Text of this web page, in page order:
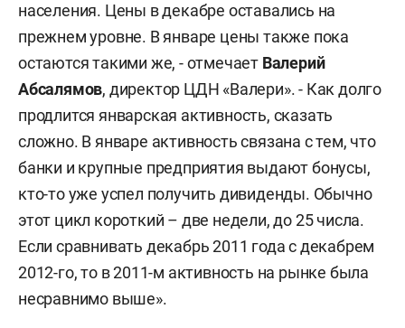
населения. Цены в декабре оставались на
прежнем уровне. В январе цены также пока
остаются такими же, - отмечает Валерий
Абсалямов, директор ЦДН «Валери». - Как долго
продлится январская активность, сказать
сложно. В январе активность связана с тем, что
банки и крупные предприятия выдают бонусы,
кто-то уже успел получить дивиденды. Обычно
этот цикл короткий – две недели, до 25 числа.
Если сравнивать декабрь 2011 года с декабрем
2012-го, то в 2011-м активность на рынке была
несравнимо выше».